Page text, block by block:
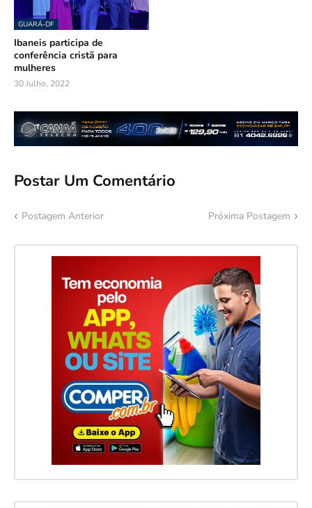
GUARÁ-DF
Ibaneis participa de
conferência cristã para
mulheres
30 Julho, 2022
Postar Um Comentário
Postagem Anterior Próxima Postagem